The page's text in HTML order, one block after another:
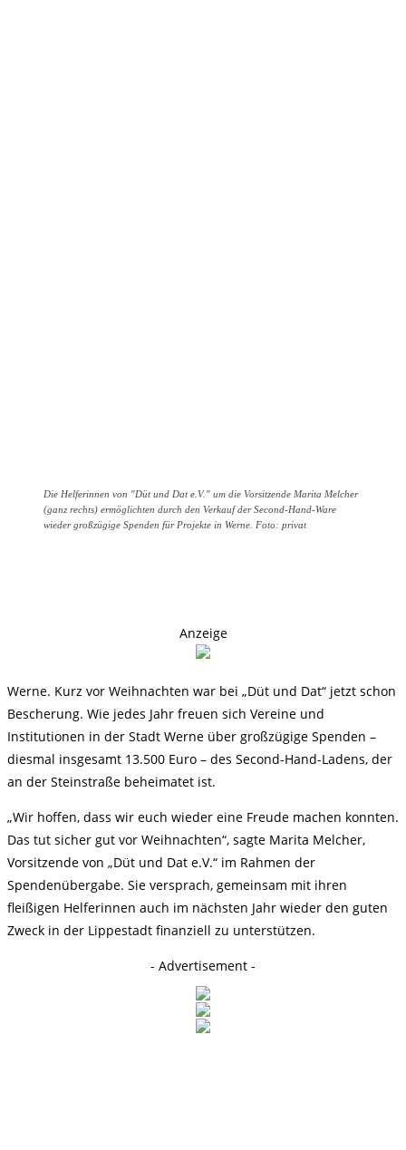
Die Helferinnen von "Düt und Dat e.V." um die Vorsitzende Marita Melcher
(ganz rechts) ermöglichten durch den Verkauf der Second-Hand-Ware
wieder großzügige Spenden für Projekte in Werne. Foto: privat
Anzeige
Werne. Kurz vor Weihnachten war bei „Düt und Dat“ jetzt schon
Bescherung. Wie jedes Jahr freuen sich Vereine und
Institutionen in der Stadt Werne über großzügige Spenden –
diesmal insgesamt 13.500 Euro – des Second-Hand-Ladens, der
an der Steinstraße beheimatet ist.
„Wir hoffen, dass wir euch wieder eine Freude machen konnten.
Das tut sicher gut vor Weihnachten“, sagte Marita Melcher,
Vorsitzende von „Düt und Dat e.V.“ im Rahmen der
Spendenübergabe. Sie versprach, gemeinsam mit ihren
fleißigen Helferinnen auch im nächsten Jahr wieder den guten
Zweck in der Lippestadt finanziell zu unterstützen.
- Advertisement -